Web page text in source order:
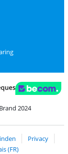
2024
Privacy
(FR)